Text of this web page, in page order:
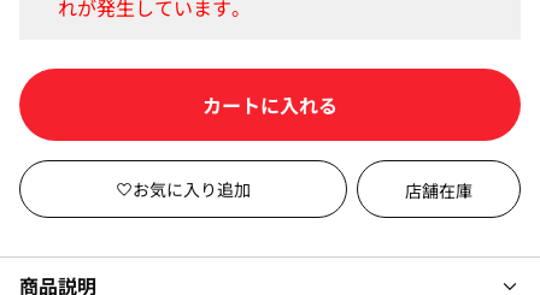
カートに入れる
店舗在庫
商品説明